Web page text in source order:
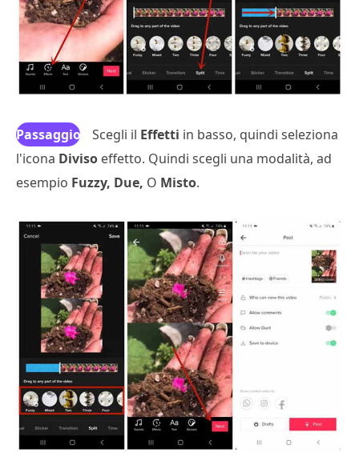
Passaggio
3
Scegli il Effetti in basso, quindi seleziona
l'icona Diviso effetto. Quindi scegli una modalità, ad
esempio Fuzzy, Due, O Misto.